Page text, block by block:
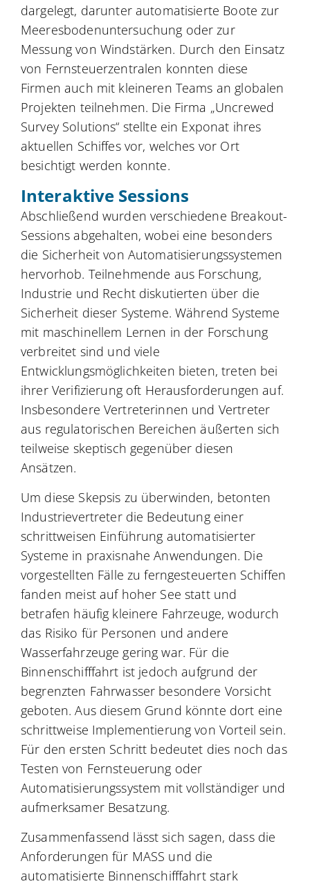
dargelegt, darunter automatisierte Boote zur
Meeresbodenuntersuchung oder zur
Messung von Windstärken. Durch den Einsatz
von Fernsteuerzentralen konnten diese
Firmen auch mit kleineren Teams an globalen
Projekten teilnehmen. Die Firma „Uncrewed
Survey Solutions“ stellte ein Exponat ihres
aktuellen Schiffes vor, welches vor Ort
besichtigt werden konnte.
Interaktive Sessions
Abschließend wurden verschiedene Breakout-
Sessions abgehalten, wobei eine besonders
die Sicherheit von Automatisierungssystemen
hervorhob. Teilnehmende aus Forschung,
Industrie und Recht diskutierten über die
Sicherheit dieser Systeme. Während Systeme
mit maschinellem Lernen in der Forschung
verbreitet sind und viele
Entwicklungsmöglichkeiten bieten, treten bei
ihrer Verifizierung oft Herausforderungen auf.
Insbesondere Vertreterinnen und Vertreter
aus regulatorischen Bereichen äußerten sich
teilweise skeptisch gegenüber diesen
Ansätzen.
Um diese Skepsis zu überwinden, betonten
Industrievertreter die Bedeutung einer
schrittweisen Einführung automatisierter
Systeme in praxisnahe Anwendungen. Die
vorgestellten Fälle zu ferngesteuerten Schiffen
fanden meist auf hoher See statt und
betrafen häufig kleinere Fahrzeuge, wodurch
das Risiko für Personen und andere
Wasserfahrzeuge gering war. Für die
Binnenschifffahrt ist jedoch aufgrund der
begrenzten Fahrwasser besondere Vorsicht
geboten. Aus diesem Grund könnte dort eine
schrittweise Implementierung von Vorteil sein.
Für den ersten Schritt bedeutet dies noch das
Testen von Fernsteuerung oder
Automatisierungssystem mit vollständiger und
aufmerksamer Besatzung.
Zusammenfassend lässt sich sagen, dass die
Anforderungen für MASS und die
automatisierte Binnenschifffahrt stark